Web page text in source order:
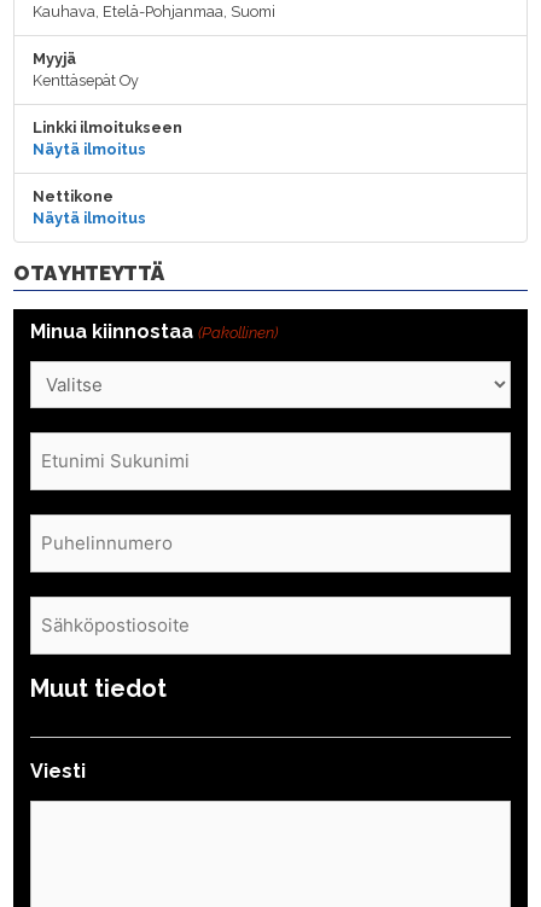
Kauhava, Etelä-Pohjanmaa, Suomi
Myyjä
Kenttäsepät Oy
Linkki ilmoitukseen
Näytä ilmoitus
Nettikone
Näytä ilmoitus
OTA YHTEYTTÄ
Minua kiinnostaa (Pakollinen)
Nimi
(Pakollinen)
Puhelin
(Pakollinen)
Sähköposti
(Pakollinen)
Muut tiedot
Viesti